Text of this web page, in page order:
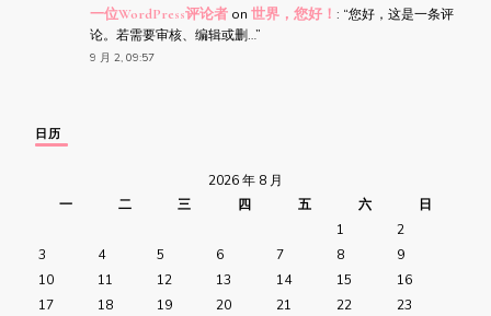
一位WordPress评论者 on 世界，您好！ : “您好，这是一条评
论。若需要审核、编辑或删…”
9 月 2, 09:57
日历
2026 年 8 月
一
二 三 四 五 六
日
1
2
3
4 5 6 7 8
9
10
11 12 13 14 15
16
17
18 19 20 21 22
23